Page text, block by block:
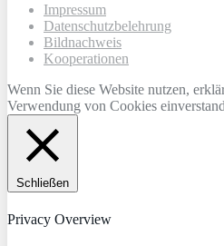
Impressum
Datenschutzbelehrung
Bildnachweis
Kooperationen
Wenn Sie diese Website nutzen,
Verwendung von Cookies
Schließen
Privacy Overview